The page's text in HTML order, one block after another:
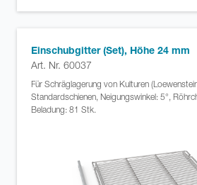
Einschubgitter (Set), Höhe 24 mm
Art. Nr. 60037
Für Schräglagerung von Kulturen
Standardschienen, Neigungswinkel: 5°,
Beladung: 81 Stk.